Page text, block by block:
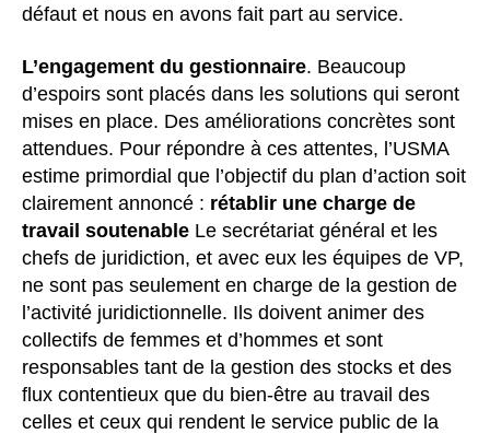
défaut et nous en avons fait part au service.
L’engagement du gestionnaire. Beaucoup
d’espoirs sont placés dans les solutions qui seront
mises en place. Des améliorations concrètes sont
attendues. Pour répondre à ces attentes, l’USMA
estime primordial que l’objectif du plan d’action soit
clairement annoncé : rétablir une charge de
travail soutenable Le secrétariat général et les
chefs de juridiction, et avec eux les équipes de VP,
ne sont pas seulement en charge de la gestion de
l’activité juridictionnelle. Ils doivent animer des
collectifs de femmes et d’hommes et sont
responsables tant de la gestion des stocks et des
flux contentieux que du bien-être au travail des
celles et ceux qui rendent le service public de la